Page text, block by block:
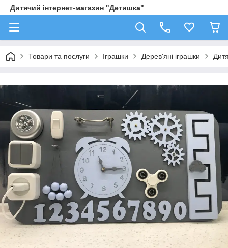
Дитячий інтернет-магазин "Детишка"
Товари та послуги Іграшки Дерев'яні іграшки